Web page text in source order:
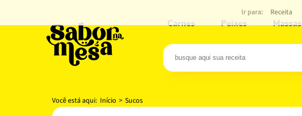
Carnes Peixes Massas
Você está aqui: Início > Sucos
Ir para: Receita